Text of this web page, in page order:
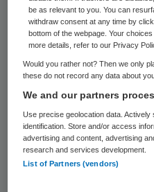
Kinderen hebben
van. Mishandeling
onderpresteren op
armoede en
slachtoffers met
kan. De
Marc Dullaert
be as relevant to you. You can
withdraw consent at any time by
bottom of the webpage. Your
more details, refer to our Privacy
Would you rather not? Then we only
these do not record any data about
We and our partners
Use precise geolocation data.
identification. Store and/or access
advertising and content, advertising
research and services development.
List of Partners (vendors)